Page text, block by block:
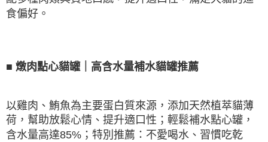
食偏好。
■ 燉肉點心貓罐｜高含水量補水貓罐推薦
以雞肉、鮪魚為主要蛋白質來源，添加天然植萃貓薄
荷，幫助放鬆心情、提升適口性；輕鬆補水點心罐，
含水量高達85% ；特別推薦：不愛喝水、習慣吃乾